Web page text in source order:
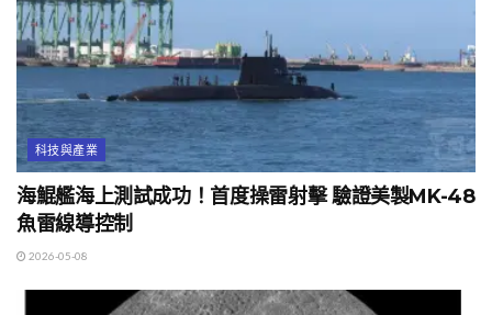
科技與產業
海鯤艦海上測試成功！首度操雷射擊 驗證美製MK-48
魚雷線導控制
2026-05-08